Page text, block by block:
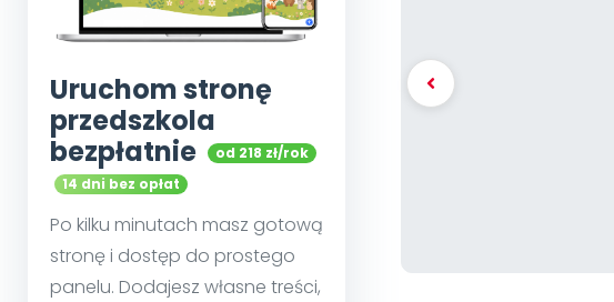
Uruchom stronę
przedszkola
bezpłatnie
od 218 zł/rok
14 dni bez opłat
Po kilku minutach masz gotową
stronę i dostęp do prostego
panelu. Dodajesz własne treści,